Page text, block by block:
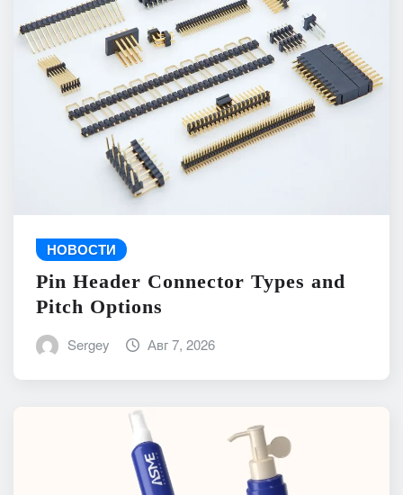
НОВОСТИ
Pin Header Connector Types and
Pitch Options
Sergey Авг 7, 2026